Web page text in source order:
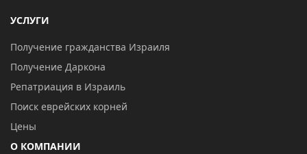
УСЛУГИ
Получение гражданства Израиля
Получение Даркона
Репатриация в Израиль
Поиск еврейских корней
Цены
О КОМПАНИИ